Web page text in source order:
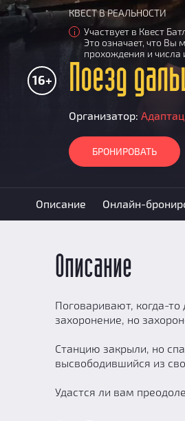
КВЕСТ В РЕАЛЬНОСТИ
i
Участвует в Квест
Это означает, что Вы
прохождения и числа
Поезд
16+
Организатор:
БРОНИРОВАТЬ
Описание Онлайн-
Описание
Поговаривают, когда-
захоронение, но
Станцию закрыли, но
высвободившийся из
Удастся ли вам